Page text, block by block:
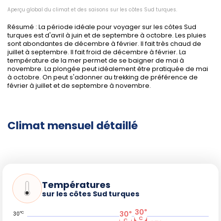
Haute saison: Juillet-août, fréquentation et prix
élevés, surtout dans les grandes stations balnéaires.
Réservez hébergement et activités à l'avance.
Basse saison: Novembre à mars, ambiance paisible,
tarifs attractifs, mais offres réduites,
particulièrement pour les activités nautiques et la
restauration en bord de mer.
Mai, juin, septembre, octobre : compromis entre
Pensez à la protection solaire et à l'hydratation en
été, et munissez-vous de chaussures de marche
de préserver les écosystèmes fragiles de la région.
Fêtes, événements et saisons
Aperçu global du climat et des saisons sur les côtes Sud turques.
Résumé : La période idéale pour voyager sur les côtes Sud
turques est d'avril à juin et de septembre à octobre. Les pluies
sont abondantes de décembre à février. Il fait très chaud de
juillet à septembre. Il fait froid de décembre à février. La
température de la mer permet de se baigner de mai à
novembre. La plongée peut idéalement être pratiquée de mai
à octobre. On peut s'adonner au trekking de préférence de
février à juillet et de septembre à novembre.
Climat mensuel détaillé
Températures
sur les côtes Sud turques
30°C 30° 30°
C